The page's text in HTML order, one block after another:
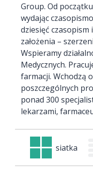
Group. Od
wydając
dziesięć
założenia –
Wspieramy
Medycznych.
farmacji. Wchodzą
poszczególnych
ponad 300
lekarzami,
siatka